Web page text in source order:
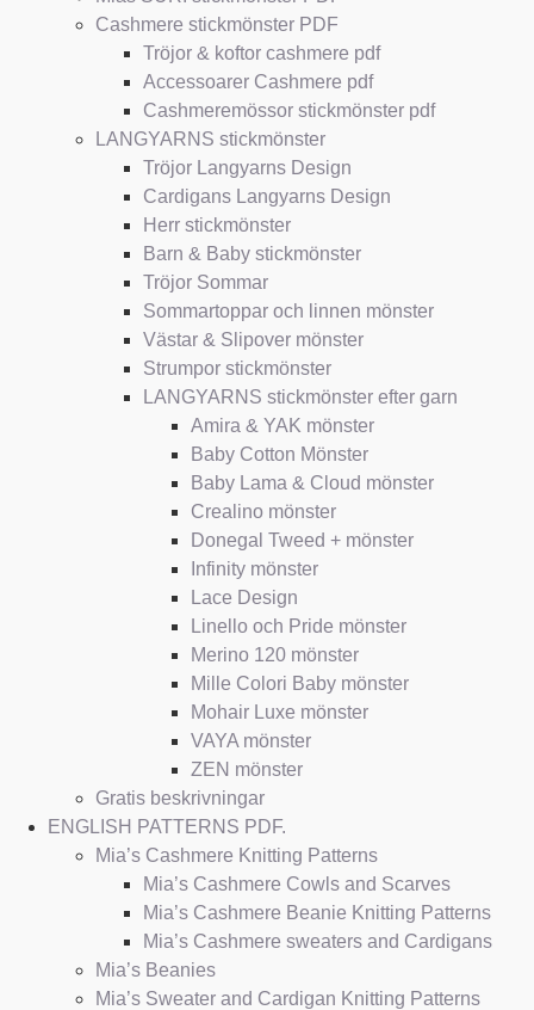
Cashmere stickmönster PDF
Tröjor & koftor cashmere pdf
Accessoarer Cashmere pdf
Cashmeremössor stickmönster pdf
LANGYARNS stickmönster
Tröjor Langyarns Design
Cardigans Langyarns Design
Herr stickmönster
Barn & Baby stickmönster
Tröjor Sommar
Sommartoppar och linnen mönster
Västar & Slipover mönster
Strumpor stickmönster
LANGYARNS stickmönster efter garn
Amira & YAK mönster
Baby Cotton Mönster
Baby Lama & Cloud mönster
Crealino mönster
Donegal Tweed + mönster
Infinity mönster
Lace Design
Linello och Pride mönster
Merino 120 mönster
Mille Colori Baby mönster
Mohair Luxe mönster
VAYA mönster
ZEN mönster
Gratis beskrivningar
ENGLISH PATTERNS PDF.
Mia’s Cashmere Knitting Patterns
Mia’s Cashmere Cowls and Scarves
Mia’s Cashmere Beanie Knitting Patterns
Mia’s Cashmere sweaters and Cardigans
Mia’s Beanies
Mia’s Sweater and Cardigan Knitting Patterns